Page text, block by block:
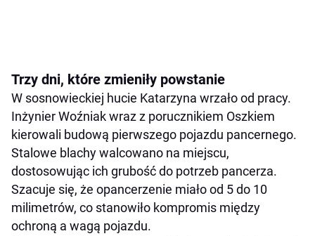
Trzy dni, które zmieniły powstanie
W sosnowieckiej hucie Katarzyna wrzało od pracy.
Inżynier Woźniak wraz z porucznikiem Oszkiem
kierowali budową pierwszego pojazdu pancernego.
Stalowe blachy walcowano na miejscu,
dostosowując ich grubość do potrzeb pancerza.
Szacuje się, że opancerzenie miało od 5 do 10
milimetrów, co stanowiło kompromis między
ochroną a wagą pojazdu.